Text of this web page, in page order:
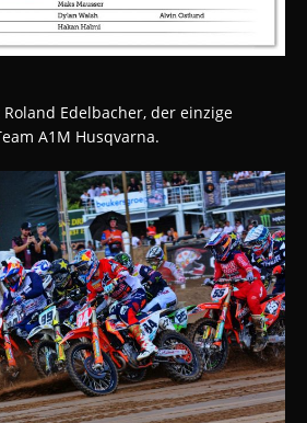
Edelbacher, der einzige
A1M Husqvarna.